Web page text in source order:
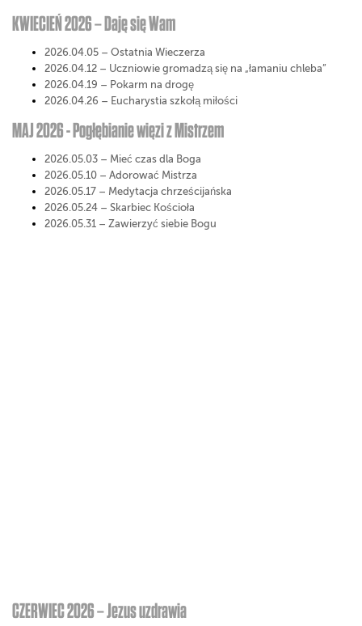
KWIECIEŃ 2026 – Daję się Wam
2026.04.05 – Ostatnia Wieczerza
2026.04.12 – Uczniowie gromadzą się na „łamaniu chleba”
2026.04.19 – Pokarm na drogę
2026.04.26 – Eucharystia szkołą miłości
MAJ 2026 - Pogłębianie więzi z Mistrzem
2026.05.03 – Mieć czas dla Boga
2026.05.10 – Adorować Mistrza
2026.05.17 – Medytacja chrześcijańska
2026.05.24 – Skarbiec Kościoła
2026.05.31 – Zawierzyć siebie Bogu
CZERWIEC 2026 – Jezus uzdrawia